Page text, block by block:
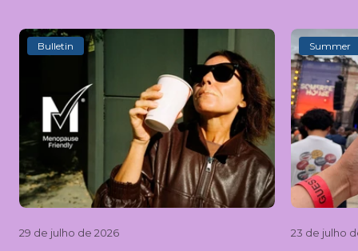
Bulletin
29 de julho de 2026
Summer
23 de julho